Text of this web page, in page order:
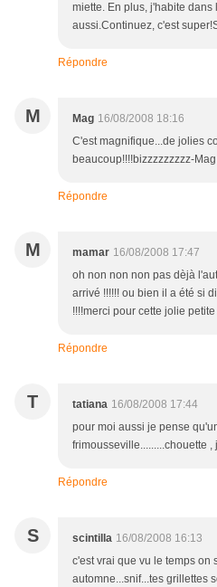
miette. En plus, j'habite
aussi.Continuez, c'est
Répondre
M Mag 16/08/2008 18:16
C'est magnifique...de jolies
beaucoup!!!!bizzzzzzzzz-Mag
Répondre
M mamar 16/08/2008 17:47
oh non non non pas dèjà
arrivé !!!!!! ou bien il a été si
!!!!merci pour cette jolie
Répondre
T tatiana 16/08/2008 17:44
pour moi aussi je pense
frimousseville.........chouette
Répondre
S scintilla 16/08/2008 16:13
c'est vrai que vu le temps on
automne...snif...tes grillettes